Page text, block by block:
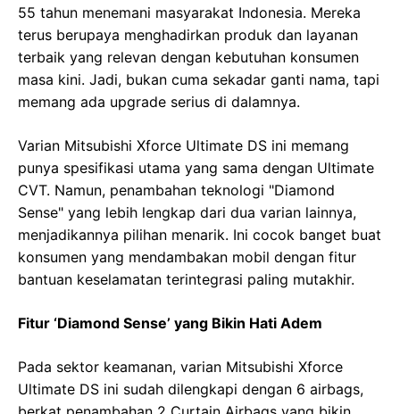
55 tahun menemani masyarakat Indonesia. Mereka
terus berupaya menghadirkan produk dan layanan
terbaik yang relevan dengan kebutuhan konsumen
masa kini. Jadi, bukan cuma sekadar ganti nama, tapi
memang ada upgrade serius di dalamnya.
Varian Mitsubishi Xforce Ultimate DS ini memang
punya spesifikasi utama yang sama dengan Ultimate
CVT. Namun, penambahan teknologi "Diamond
Sense" yang lebih lengkap dari dua varian lainnya,
menjadikannya pilihan menarik. Ini cocok banget buat
konsumen yang mendambakan mobil dengan fitur
bantuan keselamatan terintegrasi paling mutakhir.
Fitur ‘Diamond Sense’ yang Bikin Hati Adem
Pada sektor keamanan, varian Mitsubishi Xforce
Ultimate DS ini sudah dilengkapi dengan 6 airbags,